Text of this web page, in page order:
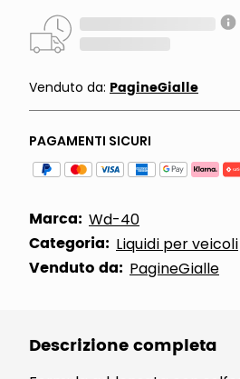
Venduto da: PagineGialle
PAGAMENTI SICURI
Marca: Wd-40
Categoria: Liquidi per veicoli
Venduto da: PagineGialle
Descrizione completa